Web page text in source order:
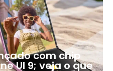
com chip
UI 9; veja o que